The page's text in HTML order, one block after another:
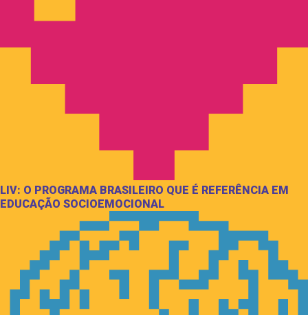
LIV: O PROGRAMA BRASILEIRO QUE É REFERÊNCIA EM
EDUCAÇÃO SOCIOEMOCIONAL